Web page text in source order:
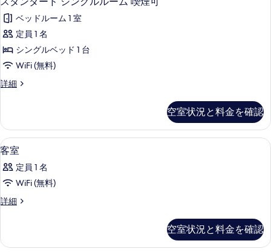
写
真
を
表
す
ー
ム
喫
煙
可
の
て
の
写
真
表
す
ル
ル
ム
喫
可
タ
ン
ダ
ー
シ
グ
ル
ル
ー
ム
喫
の
ベッドルーム 1 室
定員 1 名
シングルベッド 1 台
WiFi (無料)
詳細
ス
ー
ド
シ
グ
ル
ー
可
空室状況と料金を確認
客
室
の
べ
の
2
客室
定員 1 名
WiFi (無料)
詳細
客
細
空室状況と料金を確認